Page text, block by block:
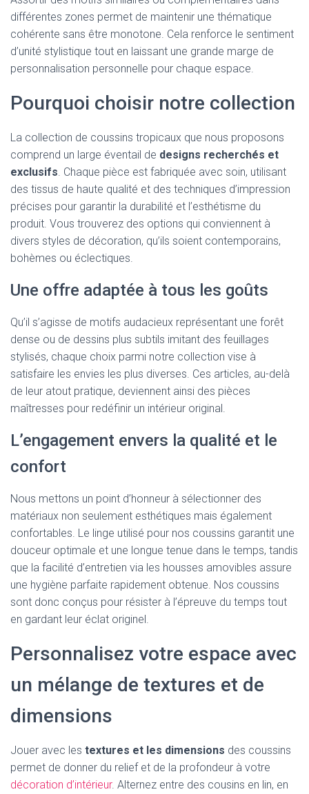
différentes zones permet de maintenir une thématique
cohérente sans être monotone. Cela renforce le sentiment
d’unité stylistique tout en laissant une grande marge de
personnalisation personnelle pour chaque espace.
Pourquoi choisir notre collection
La collection de coussins tropicaux que nous proposons
comprend un large éventail de designs recherchés et
exclusifs . Chaque pièce est fabriquée avec soin, utilisant
des tissus de haute qualité et des techniques d’impression
précises pour garantir la durabilité et l’esthétisme du
produit. Vous trouverez des options qui conviennent à
divers styles de décoration, qu’ils soient contemporains,
bohèmes ou éclectiques.
Une offre adaptée à tous les goûts
Qu’il s’agisse de motifs audacieux représentant une forêt
dense ou de dessins plus subtils imitant des feuillages
stylisés, chaque choix parmi notre collection vise à
satisfaire les envies les plus diverses. Ces articles, au-delà
de leur atout pratique, deviennent ainsi des pièces
maîtresses pour redéfinir un intérieur original.
L’engagement envers la qualité et le
confort
Nous mettons un point d’honneur à sélectionner des
matériaux non seulement esthétiques mais également
confortables. Le linge utilisé pour nos coussins garantit une
douceur optimale et une longue tenue dans le temps, tandis
que la facilité d’entretien via les housses amovibles assure
une hygiène parfaite rapidement obtenue. Nos coussins
sont donc conçus pour résister à l’épreuve du temps tout
en gardant leur éclat originel.
Personnalisez votre espace avec
un mélange de textures et de
dimensions
Jouer avec les textures et les dimensions des coussins
permet de donner du relief et de la profondeur à votre
décoration d’intérieur. Alternez entre des cousins en lin, en